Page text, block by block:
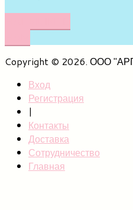
Copyright © 2026. ООО
Вход
Регистрация
|
Контакты
Доставка
Сотрудничество
Главная